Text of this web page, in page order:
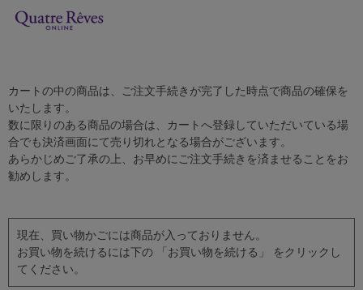
カートの中の商品は、ご注文手続きが完了した時点で商品の確保を
いたします。
数に限りのある商品の場合は、カートへ登録していただいている場
合でも決済画面にて売り切れとなる場合がございます。
あらかじめご了承の上、お早めにご注文手続きを済ませることをお
勧めします。
現在、買い物かごには商品が入っておりません。
お買い物を続けるには下の 「お買い物を続ける」 をクリックし
てください。